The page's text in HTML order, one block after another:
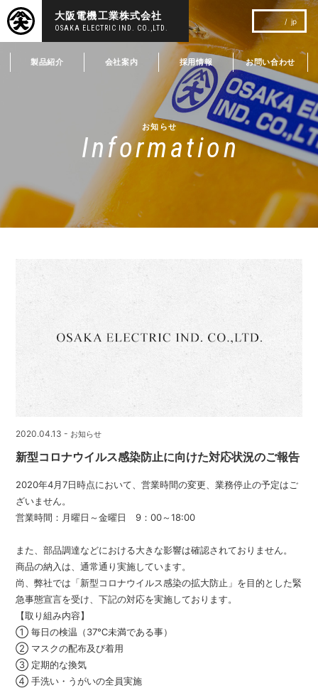
大阪電機工業株式会社
OSAKA ELECTRIC IND. CO.,LTD.
製品紹介 会社案内 採用情報 お問い合わせ
jp
お知らせ
Information
2020.04.13 - お知らせ
新型コロナウイルス感染防止に向けた対応状況のご報告
2020年4月7日時点において、営業時間の変更、業務停止の予定はご
ざいません。
営業時間：月曜日～金曜日 9：00～18:00
また、部品調達などにおける大きな影響は確認されておりません。
商品の納入は、通常通り実施しています。
尚、弊社では「新型コロナウイルス感染の拡大防止」を目的とした緊
急事態宣言を受け、下記の対応を実施しております。
【取り組み内容】
① 毎日の検温（37℃未満である事）
② マスクの配布及び着用
③ 定期的な換気
④ 手洗い・うがいの全員実施